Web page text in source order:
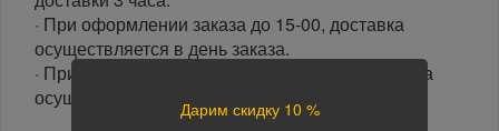
· При оформлении заказа до 15-00, доставка
осуществляется в день заказа.
· При оформлении заказа после 15-00, доставка
осуществляется на следующий день.
Дарим скидку 10 %